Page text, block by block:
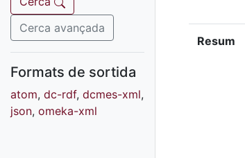
Fons d'art
Cerca avançada
Formats de sortida
atom, dc-rdf, dcmes-xml,
json, omeka-xml
Resum